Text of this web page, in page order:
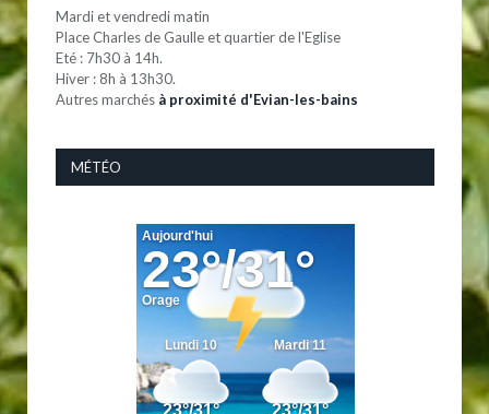
Mardi et vendredi matin
Place Charles de Gaulle et quartier de l'Eglise
Eté : 7h30 à 14h.
Hiver : 8h à 13h30.
Autres marchés à proximité d'Evian-les-bains
MÉTÉO